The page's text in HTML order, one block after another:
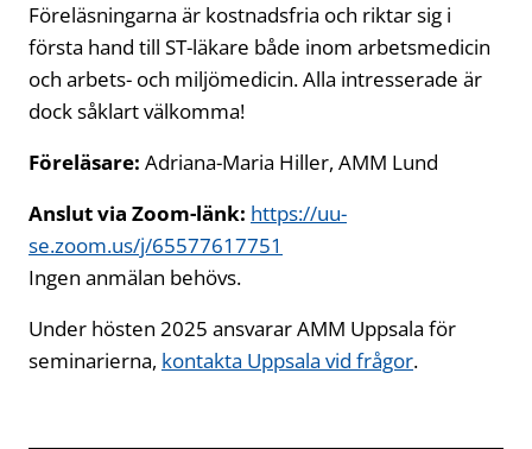
Föreläsningarna är kostnadsfria och riktar sig i
första hand till ST-läkare både inom arbetsmedicin
och arbets- och miljömedicin. Alla intresserade är
dock såklart välkomma!
Föreläsare: Adriana-Maria Hiller, AMM Lund
Anslut via Zoom-länk: https://uu-
se.zoom.us/j/65577617751
Ingen anmälan behövs.
Under hösten 2025 ansvarar AMM Uppsala för
seminarierna, kontakta Uppsala vid frågorÖppnas i ny
.